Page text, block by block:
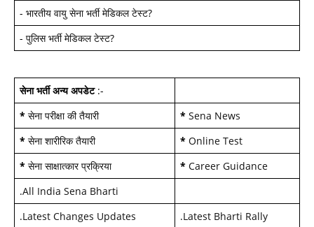
- भारतीय वायु सेना भर्ती मेडिकल टेस्ट?
- पुलिस भर्ती मेडिकल टेस्ट?
सेना भर्ती अन्य अपडेट:-
* सेना परीक्षा की तैयारी * Sena News
* सेना शारीरिक तैयारी * Online Test
* सेना साक्षात्कार प्रक्रिया * Career Guidance
.All India Sena Bharti
.Latest Changes Updates .Latest Bharti Rally